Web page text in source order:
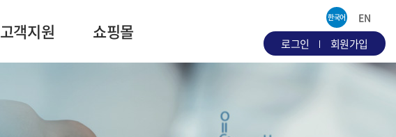
고객지원 쇼핑몰
한국어 EN
로그인 회원가입